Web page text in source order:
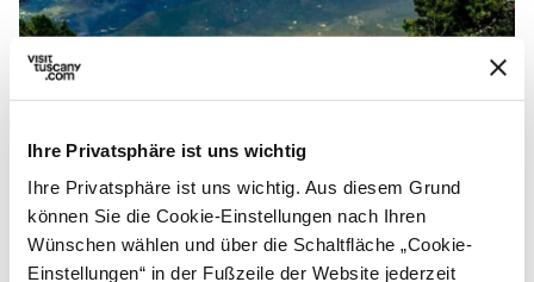
Ihre Privatsphäre ist uns wichtig
Ihre Privatsphäre ist uns wichtig. Aus diesem Grund
können Sie die Cookie-Einstellungen nach Ihren
Wünschen wählen und über die Schaltfläche „Cookie-
Einstellungen“ in der Fußzeile der Website jederzeit
Rocca della Verruca - Credit:Rocca della Verruca di
Calci